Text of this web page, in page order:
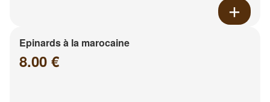
Epinards à la marocaine
8.00 €